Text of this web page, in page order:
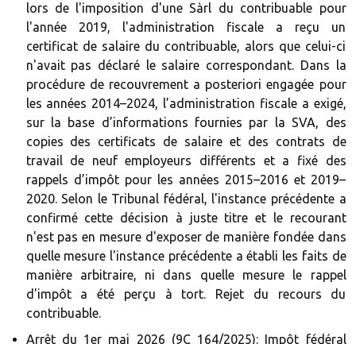
lors de l'imposition d'une Sàrl du contribuable pour
l'année 2019, l'administration fiscale a reçu un
certificat de salaire du contribuable, alors que celui-ci
n'avait pas déclaré le salaire correspondant. Dans la
procédure de recouvrement a posteriori engagée pour
les années 2014–2024, l’administration fiscale a exigé,
sur la base d’informations fournies par la SVA, des
copies des certificats de salaire et des contrats de
travail de neuf employeurs différents et a fixé des
rappels d’impôt pour les années 2015–2016 et 2019–
2020. Selon le Tribunal fédéral, l'instance précédente a
confirmé cette décision à juste titre et le recourant
n'est pas en mesure d'exposer de manière fondée dans
quelle mesure l'instance précédente a établi les faits de
manière arbitraire, ni dans quelle mesure le rappel
d'impôt a été perçu à tort. Rejet du recours du
contribuable.
Arrêt du 1er mai 2026 (9C_164/2025): Impôt fédéral